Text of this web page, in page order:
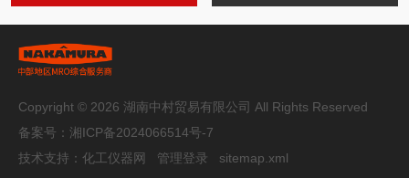
Copyright © 2026 湖南中村贸易有限公司 All Rights Reserved
备案号： 湘ICP备2024066514号-7
技术支持： 化工仪器网 管理登录 sitemap.xml